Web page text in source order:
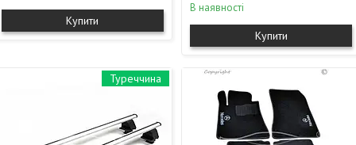
Купити
В наявності
Купити
Туреччина